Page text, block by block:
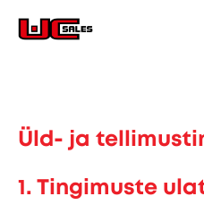
Üld- ja
1. Tingimuste